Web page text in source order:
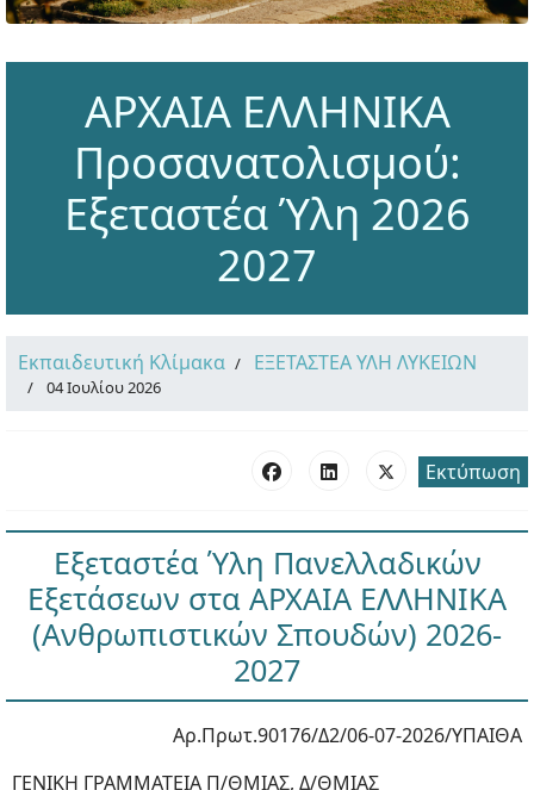
ΑΡΧΑΙΑ ΕΛΛΗΝΙΚΑ
Προσανατολισμού:
Εξεταστέα Ύλη 2026
2027
Εκπαιδευτική Κλίμακα ΕΞΕΤΑΣΤΕΑ ΥΛΗ ΛΥΚΕΙΩΝ
04 Ιουλίου 2026
Εκτύπωση
Εξεταστέα Ύλη Πανελλαδικών
Εξετάσεων στα ΑΡΧΑΙΑ ΕΛΛΗΝΙΚΑ
(Ανθρωπιστικών Σπουδών) 2026-
2027
Αρ.Πρωτ.90176/Δ2/06-07-2026/ΥΠΑΙΘΑ
ΓΕΝΙΚΗ ΓΡΑΜΜΑΤΕΙΑ Π/ΘΜΙΑΣ, Δ/ΘΜΙΑΣ